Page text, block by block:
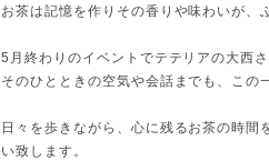
お茶は記憶を作りその香りや味わいが、
5月終わりのイベントでテテリアの大西
そのひとときの空気や会話までも、この
日々を歩きながら、心に残るお茶の時
い致します。